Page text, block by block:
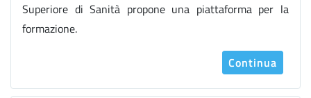
Superiore di Sanità propone una piattaforma per la
formazione.
Continua